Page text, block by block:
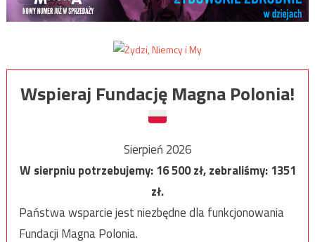
Wspieraj Fundację Magna Polonia!
Sierpień 2026
W sierpniu potrzebujemy:16 500zł, zebraliśmy:1351
zł.
Państwa wsparcie jest niezbędne dla funkcjonowania
Fundacji Magna Polonia.